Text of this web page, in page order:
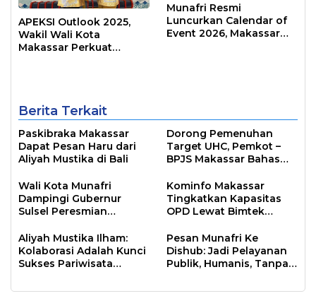
APEKSI Outlook 2025,
Wakil Wali Kota
Makassar Perkuat
Munafri Resmi
Luncurkan Calendar of
Event 2026, Makassar
Berita Terkait
Paskibraka Makassar
Dapat Pesan Haru dari
Aliyah Mustika di Bali
Dorong Pemenuhan
Target UHC, Pemkot –
BPJS Makassar Bahas
Wali Kota Munafri
Dampingi Gubernur
Sulsel Peresmian
Samalona
Kominfo Makassar
Tingkatkan Kapasitas
OPD Lewat Bimtek
Aliyah Mustika Ilham:
Kolaborasi Adalah Kunci
Sukses Pariwisata
Pesan Munafri Ke
Dishub: Jadi Pelayanan
Publik, Humanis, Tanpa